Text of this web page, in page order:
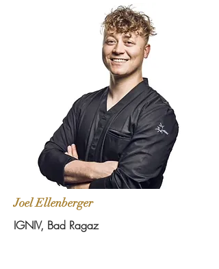
Joel Ellenberger
IGNIV, Bad Ragaz